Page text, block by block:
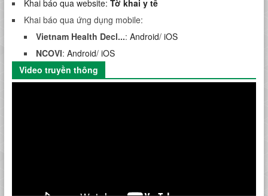
Khai báo qua website: Tờ khai y tế
Khai báo qua ứng dụng mobile:
Vietnam Health Decl...: Android/ iOS
NCOVI: Android/ iOS
Video truyền thông